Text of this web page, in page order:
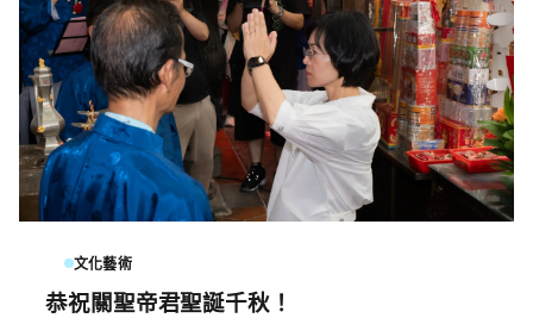
文化藝術
恭祝關聖帝君聖誕千秋！